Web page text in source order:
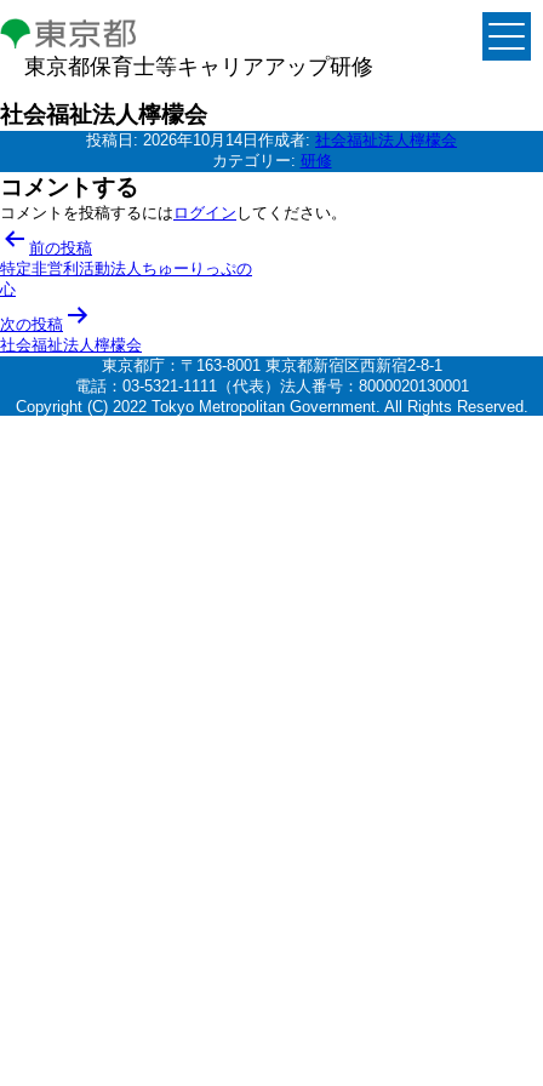
東京都保育士等キャリアアップ研修
社会福祉法人檸檬会
投稿日: 2026年10月14日 作成者: 社会福祉法人檸檬会
カテゴリー: 研修
コメントする
コメントを投稿するには ログイン してください。
投
稿
ナ
ビ
ゲ
ー
前の投稿
特定非営利活動法人ちゅーりっぷの
心
次の投稿
社会福祉法人檸檬会
東京都庁：〒163-8001 東京都新宿区西新宿2-8-1
電話：03-5321-1111（代表）法人番号：8000020130001
Copyright (C) 2022 Tokyo Metropolitan Government. All Rights Reserved.